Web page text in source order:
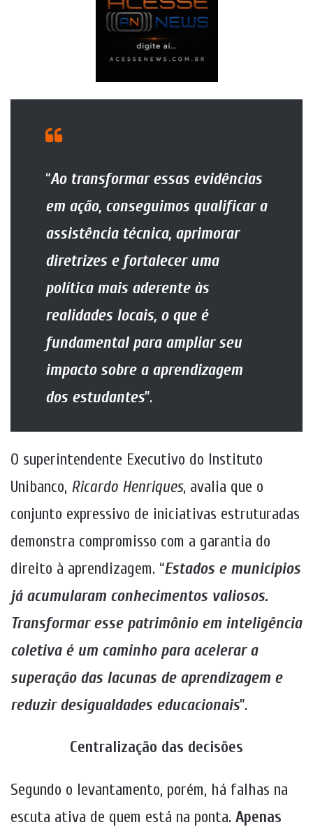
“Ao transformar essas evidências
em ação, conseguimos qualificar a
assistência técnica, aprimorar
diretrizes e fortalecer uma
política mais aderente às
realidades locais, o que é
fundamental para ampliar seu
impacto sobre a aprendizagem
dos estudantes”.
O superintendente Executivo do Instituto
Unibanco, Ricardo Henriques, avalia que o
conjunto expressivo de iniciativas estruturadas
demonstra compromisso com a garantia do
direito à aprendizagem. “Estados e municípios
já acumularam conhecimentos valiosos.
Transformar esse patrimônio em inteligência
coletiva é um caminho para acelerar a
superação das lacunas de aprendizagem e
reduzir desigualdades educacionais”.
Centralização das decisões
Segundo o levantamento, porém, há falhas na
escuta ativa de quem está na ponta. Apenas